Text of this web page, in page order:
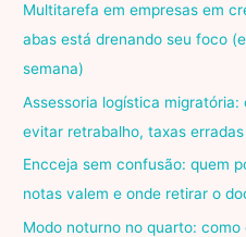
Multitarefa em empresas em
abas está drenando seu foco
semana)
Assessoria logística
evitar retrabalho, taxas
Encceja sem confusão: quem
notas valem e onde retirar o
Modo noturno no quarto: